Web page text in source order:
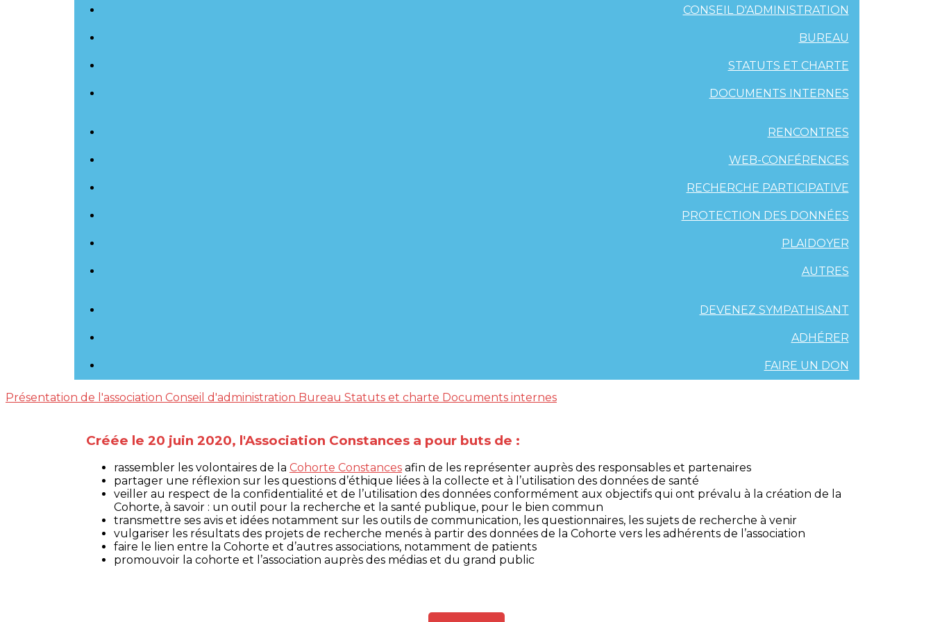
CONSEIL D'ADMINISTRATION
BUREAU
STATUTS ET CHARTE
DOCUMENTS INTERNES
RENCONTRES
WEB-CONFÉRENCES
RECHERCHE PARTICIPATIVE
PROTECTION DES DONNÉES
PLAIDOYER
AUTRES
DEVENEZ SYMPATHISANT
ADHÉRER
FAIRE UN DON
Présentation de l'association Conseil d'administration Bureau Statuts et charte Documents internes
Créée le 20 juin 2020, l'Association Constances a pour buts de :
rassembler les volontaires de la Cohorte Constances afin de les représenter auprès des responsables et partenaires
partager une réflexion sur les questions d’éthique liées à la collecte et à l’utilisation des données de santé
veiller au respect de la confidentialité et de l’utilisation des données conformément aux objectifs qui ont prévalu à la création de la
Cohorte, à savoir : un outil pour la recherche et la santé publique, pour le bien commun
transmettre ses avis et idées notamment sur les outils de communication, les questionnaires, les sujets de recherche à venir
vulgariser les résultats des projets de recherche menés à partir des données de la Cohorte vers les adhérents de l’association
faire le lien entre la Cohorte et d’autres associations, notamment de patients
promouvoir la cohorte et l’association auprès des médias et du grand public